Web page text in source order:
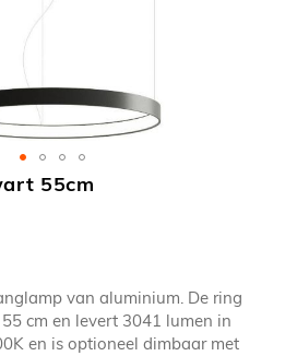
55cm
van aluminium. De ring
cm en levert 3041 lumen in
en is optioneel dimbaar met